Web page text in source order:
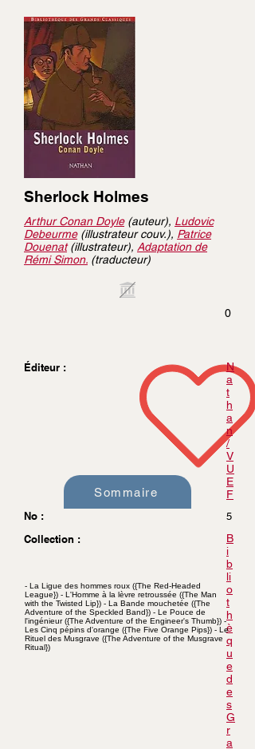
Sherlock Holmes
Arthur Conan Doyle(auteur), Ludovic
Debeurme(illustrateur couv.), Patrice
Douenat(illustrateur), Adaptation de
Rémi Simon. (traducteur)
0
Éditeur :
N
a
t
h
a
n
/
V
U
E
F
No :
5
Collection :
B
i
b
li
o
t
h
è
q
u
e
d
e
s
G
r
a
Sommaire
- La Ligue des hommes roux ({The Red-Headed
League}) - L'Homme à la lèvre retroussée ({The Man
with the Twisted Lip}) - La Bande mouchetée ({The
Adventure of the Speckled Band}) - Le Pouce de
l'ingénieur ({The Adventure of the Engineer's Thumb}) -
Les Cinq pépins d'orange ({The Five Orange Pips}) - Le
Rituel des Musgrave ({The Adventure of the Musgrave
Ritual})